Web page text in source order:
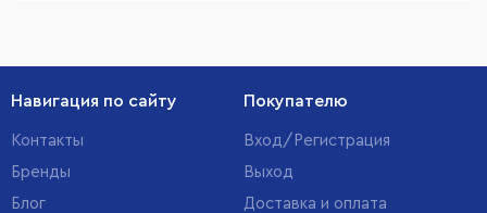
Навигация по сайту
Контакты
Бренды
Блог
Покупателю
Вход/Регистрация
Выход
Доставка и оплата